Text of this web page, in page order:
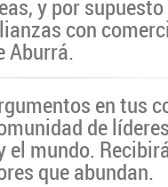
y por
con
Aburrá.
en tus
de
el mundo.
que abundan.